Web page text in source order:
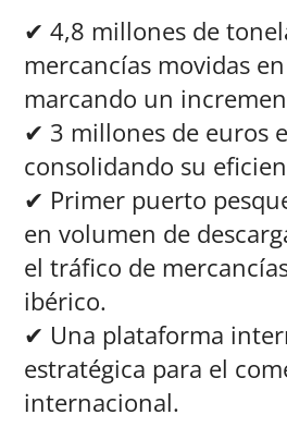
✔ 4,8 millones de
mercancías movidas
marcando un
✔ 3 millones de euros
consolidando su
✔ Primer puerto
en volumen de
el tráfico de
ibérico.
✔ Una plataforma
estratégica para el
internacional.